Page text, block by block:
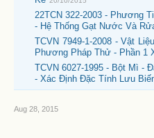
22TCN 322-2003 - Phương
- Hệ Thống Gạt Nước Và
TCVN 7949-1-2008 - Vật
Phương Pháp Thử - Phần 1
TCVN 6027-1995 - Bột Mì -
- Xác Định Đặc Tính Lưu
Aug 28, 2015